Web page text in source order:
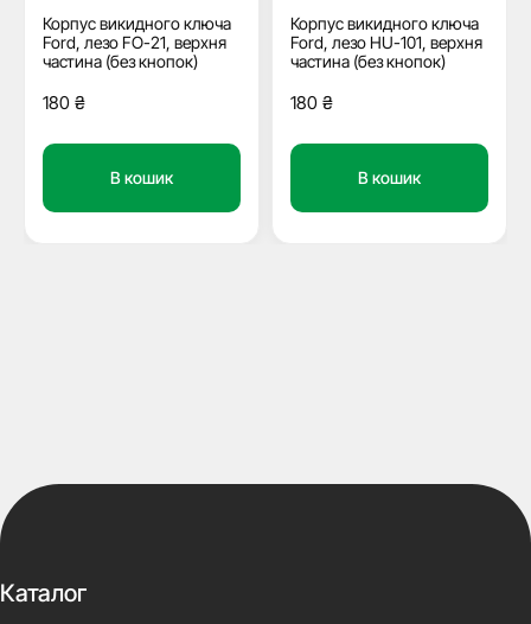
Корпус викидного ключа
Ford, лезо FO-21, верхня
частина (без кнопок)
180 ₴
В кошик
Корпус викидного ключа
Ford, лезо HU-101, верхня
частина (без кнопок)
180 ₴
В кошик
Каталог